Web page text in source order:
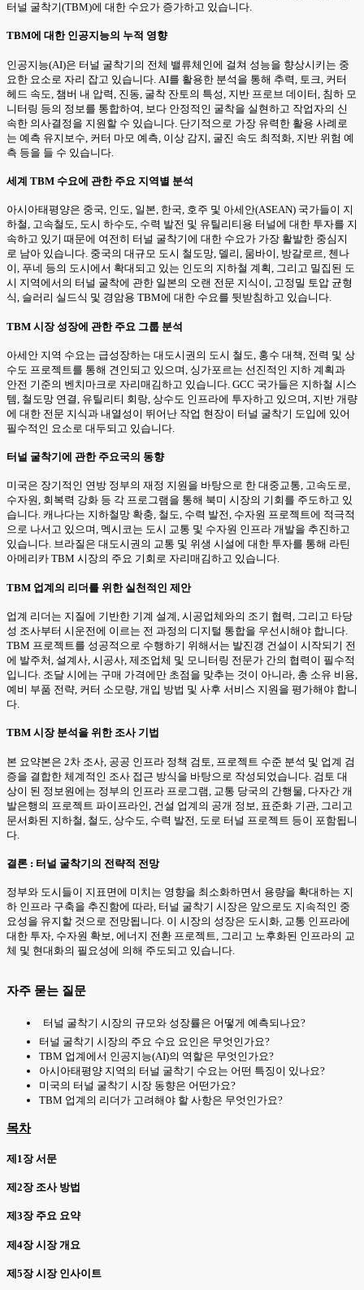
터널 굴착기(TBM)에 대한 수요가 증가하고 있습니다.
TBM에 대한 인공지능의 누적 영향
인공지능(AI)은 터널 굴착기의 전체 밸류체인에 걸쳐 성능을 향상시키는 중
요한 요소로 자리 잡고 있습니다. AI를 활용한 분석을 통해 추력, 토크, 커터
헤드 속도, 챔버 내 압력, 진동, 굴착 잔토의 특성, 지반 프로브 데이터, 침하 모
니터링 등의 정보를 통합하여, 보다 안정적인 굴착을 실현하고 작업자의 신
속한 의사결정을 지원할 수 있습니다. 단기적으로 가장 유력한 활용 사례로
는 예측 유지보수, 커터 마모 예측, 이상 감지, 굴진 속도 최적화, 지반 위험 예
측 등을 들 수 있습니다.
세계 TBM 수요에 관한 주요 지역별 분석
아시아태평양은 중국, 인도, 일본, 한국, 호주 및 아세안(ASEAN) 국가들이 지
하철, 고속철도, 도시 하수도, 수력 발전 및 유틸리티용 터널에 대한 투자를 지
속하고 있기 때문에 여전히 터널 굴착기에 대한 수요가 가장 활발한 중심지
로 남아 있습니다. 중국의 대규모 도시 철도망, 델리, 뭄바이, 방갈로르, 첸나
이, 푸네 등의 도시에서 확대되고 있는 인도의 지하철 계획, 그리고 밀집된 도
시 지역에서의 터널 굴착에 관한 일본의 오랜 전문 지식이, 고정밀 토압 균형
식, 슬러리 실드식 및 경암용 TBM에 대한 수요를 뒷받침하고 있습니다.
TBM 시장 성장에 관한 주요 그룹 분석
아세안 지역 수요는 급성장하는 대도시권의 도시 철도, 홍수 대책, 전력 및 상
수도 프로젝트를 통해 견인되고 있으며, 싱가포르는 선진적인 지하 계획과
안전 기준의 벤치마크로 자리매김하고 있습니다. GCC 국가들은 지하철 시스
템, 철도망 연결, 유틸리티 회랑, 상수도 인프라에 투자하고 있으며, 지반 개량
에 대한 전문 지식과 내열성이 뛰어난 작업 현장이 터널 굴착기 도입에 있어
필수적인 요소로 대두되고 있습니다.
터널 굴착기에 관한 주요국의 동향
미국은 장기적인 연방 정부의 재정 지원을 바탕으로 한 대중교통, 고속도로,
수자원, 회복력 강화 등 각 프로그램을 통해 북미 시장의 기회를 주도하고 있
습니다. 캐나다는 지하철망 확충, 철도, 수력 발전, 수자원 프로젝트에 적극적
으로 나서고 있으며, 멕시코는 도시 교통 및 수자원 인프라 개발을 추진하고
있습니다. 브라질은 대도시권의 교통 및 위생 시설에 대한 투자를 통해 라틴
아메리카 TBM 시장의 주요 기회로 자리매김하고 있습니다.
TBM 업계의 리더를 위한 실천적인 제안
업계 리더는 지질에 기반한 기계 설계, 시공업체와의 조기 협력, 그리고 타당
성 조사부터 시운전에 이르는 전 과정의 디지털 통합을 우선시해야 합니다.
TBM 프로젝트를 성공적으로 수행하기 위해서는 발진갱 건설이 시작되기 전
에 발주처, 설계사, 시공사, 제조업체 및 모니터링 전문가 간의 협력이 필수적
입니다. 조달 시에는 구매 가격에만 초점을 맞추는 것이 아니라, 총 소유 비용,
예비 부품 전략, 커터 소모량, 개입 방법 및 사후 서비스 지원을 평가해야 합니
다.
TBM 시장 분석을 위한 조사 기법
본 요약본은 2차 조사, 공공 인프라 정책 검토, 프로젝트 수준 분석 및 업계 검
증을 결합한 체계적인 조사 접근 방식을 바탕으로 작성되었습니다. 검토 대
상이 된 정보원에는 정부의 인프라 프로그램, 교통 당국의 간행물, 다자간 개
발은행의 프로젝트 파이프라인, 건설 업계의 공개 정보, 표준화 기관, 그리고
문서화된 지하철, 철도, 상수도, 수력 발전, 도로 터널 프로젝트 등이 포함됩니
다.
결론 : 터널 굴착기의 전략적 전망
정부와 도시들이 지표면에 미치는 영향을 최소화하면서 용량을 확대하는 지
하 인프라 구축을 추진함에 따라, 터널 굴착기 시장은 앞으로도 지속적인 중
요성을 유지할 것으로 전망됩니다. 이 시장의 성장은 도시화, 교통 인프라에
대한 투자, 수자원 확보, 에너지 전환 프로젝트, 그리고 노후화된 인프라의 교
체 및 현대화의 필요성에 의해 주도되고 있습니다.
자주 묻는 질문
터널 굴착기 시장의 규모와 성장률은 어떻게 예측되나요?
터널 굴착기 시장의 주요 수요 요인은 무엇인가요?
TBM 업계에서 인공지능(AI)의 역할은 무엇인가요?
아시아태평양 지역의 터널 굴착기 수요는 어떤 특징이 있나요?
미국의 터널 굴착기 시장 동향은 어떤가요?
TBM 업계의 리더가 고려해야 할 사항은 무엇인가요?
목차
제1장 서문
제2장 조사 방법
제3장 주요 요약
제4장 시장 개요
제5장 시장 인사이트